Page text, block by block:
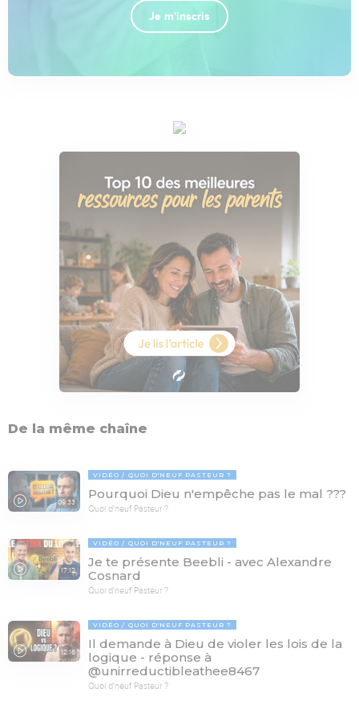
Je m'inscris
De la même chaîne
09:33
VIDÉO QUOI D'NEUF PASTEUR ?
Pourquoi Dieu n'empêche pas le mal ???
Quoi d'neuf Pasteur ?
17:12
VIDÉO QUOI D'NEUF PASTEUR ?
Je te présente Beebli - avec Alexandre
Cosnard
Quoi d'neuf Pasteur ?
12:16
VIDÉO QUOI D'NEUF PASTEUR ?
Il demande à Dieu de violer les lois de la
logique - réponse à
@unirreductibleathee8467
Quoi d'neuf Pasteur ?